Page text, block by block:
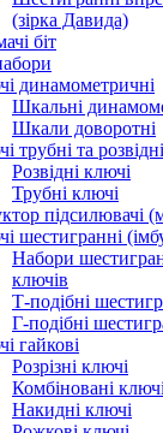
(зірка Давида)
біт
динамометричні
Шкальні
Шкали доворотні
трубні та розвідні
Розвідні ключі
Трубні ключі
підсилювачі
шестигранні
Набори
ключів
Т-подібні
Г-подібні
гайкові
Розрізні ключі
Комбіновані ключі
Накидні ключі